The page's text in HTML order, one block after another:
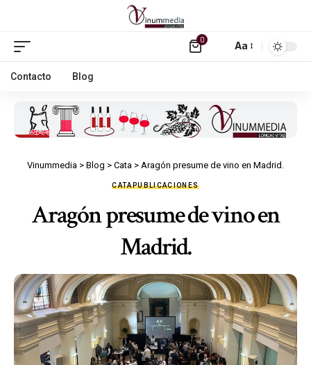
0 Aa
Contacto Blog
Vinummedia > Blog > Cata > Aragón presume de vino en Madrid.
CATAPUBLICACIONES
Aragón presume de vino en
Madrid.